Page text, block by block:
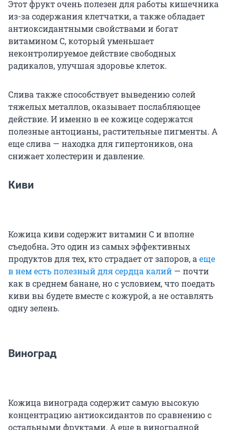
Этот фрукт очень полезен для работы кишечника
из-за содержания клетчатки, а также обладает
антиоксидантными свойствами и богат
витамином С, который уменьшает
неконтролируемое действие свободных
радикалов, улучшая здоровье клеток.
Слива также способствует выведению солей
тяжелых металлов, оказывает послабляющее
действие. И именно в ее кожице содержатся
полезные антоцианы, растительные пигменты. А
еще слива — находка для гипертоников, она
снижает холестерин и давление.
Киви
Кожица киви содержит витамин С и вполне
съедобна.Это один из самых эффективных
продуктов для тех, кто страдает от запоров, а еще
в нем есть полезный для сердца калий — почти
как в среднем банане, но с условием, что поедать
киви вы будете вместе с кожурой, а не оставлять
одну зелень.
Виноград
Кожица винограда содержит самую высокую
концентрацию антиоксидантов по сравнению с
остальными фруктами. А еще в виноградной